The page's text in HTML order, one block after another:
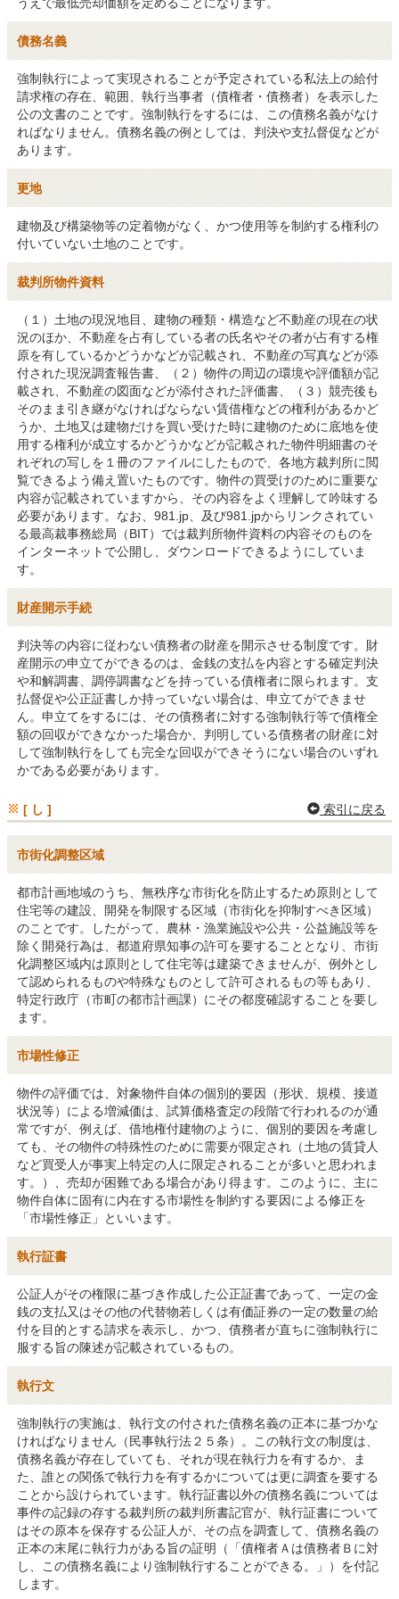
債務名義
強制執行によって実現されることが予定されている私法上の給付
請求権の存在、範囲、執行当事者（債権者・債務者）を表示した
公の文書のことです。強制執行をするには、この債務名義がなけ
ればなりません。債務名義の例としては、判決や支払督促などが
あります。
更地
建物及び構築物等の定着物がなく、かつ使用等を制約する権利の
付いていない土地のことです。
裁判所物件資料
（１）土地の現況地目、建物の種類・構造など不動産の現在の状
況のほか、不動産を占有している者の氏名やその者が占有する権
原を有しているかどうかなどが記載され、不動産の写真などが添
付された現況調査報告書、（２）物件の周辺の環境や評価額が記
載され、不動産の図面などが添付された評価書、（３）競売後も
そのまま引き継がなければならない賃借権などの権利があるかど
うか、土地又は建物だけを買い受けた時に建物のために底地を使
用する権利が成立するかどうかなどが記載された物件明細書のそ
れぞれの写しを１冊のファイルにしたもので、各地方裁判所に閲
覧できるよう備え置いたものです。物件の買受けのために重要な
内容が記載されていますから、その内容をよく理解して吟味する
必要があります。なお、981.jp、及び981.jpからリンクされてい
る最高裁事務総局（BIT）では裁判所物件資料の内容そのものを
インターネットで公開し、ダウンロードできるようにしていま
す。
財産開示手続
判決等の内容に従わない債務者の財産を開示させる制度です。財
産開示の申立てができるのは、金銭の支払を内容とする確定判決
や和解調書、調停調書などを持っている債権者に限られます。支
払督促や公正証書しか持っていない場合は、申立てができませ
ん。申立てをするには、その債務者に対する強制執行等で債権全
額の回収ができなかった場合か、判明している債務者の財産に対
して強制執行をしても完全な回収ができそうにない場合のいずれ
かである必要があります。
[ し ] 索引に戻る
市街化調整区域
都市計画地域のうち、無秩序な市街化を防止するため原則として
住宅等の建設、開発を制限する区域（市街化を抑制すべき区域）
のことです。したがって、農林・漁業施設や公共・公益施設等を
除く開発行為は、都道府県知事の許可を要することとなり、市街
化調整区域内は原則として住宅等は建築できませんが、例外とし
て認められるものや特殊なものとして許可されるもの等もあり、
特定行政庁（市町の都市計画課）にその都度確認することを要し
ます。
市場性修正
物件の評価では、対象物件自体の個別的要因（形状、規模、接道
状況等）による増減価は、試算価格査定の段階で行われるのが通
常ですが、例えば、借地権付建物のように、個別的要因を考慮し
ても、その物件の特殊性のために需要が限定され（土地の賃貸人
など買受人が事実上特定の人に限定されることが多いと思われま
す。）、売却が困難である場合があり得ます。このように、主に
物件自体に固有に内在する市場性を制約する要因による修正を
「市場性修正」といいます。
執行証書
公証人がその権限に基づき作成した公正証書であって、一定の金
銭の支払又はその他の代替物若しくは有価証券の一定の数量の給
付を目的とする請求を表示し、かつ、債務者が直ちに強制執行に
服する旨の陳述が記載されているもの。
執行文
強制執行の実施は、執行文の付された債務名義の正本に基づかな
ければなりません（民事執行法２５条）。この執行文の制度は、
債務名義が存在していても、それが現在執行力を有するか、ま
た、誰との関係で執行力を有するかについては更に調査を要する
ことから設けられています。執行証書以外の債務名義については
事件の記録の存する裁判所の裁判所書記官が、執行証書について
はその原本を保存する公証人が、その点を調査して、債務名義の
正本の末尾に執行力がある旨の証明（「債権者Ａは債務者Ｂに対
し、この債務名義により強制執行することができる。」）を付記
します。